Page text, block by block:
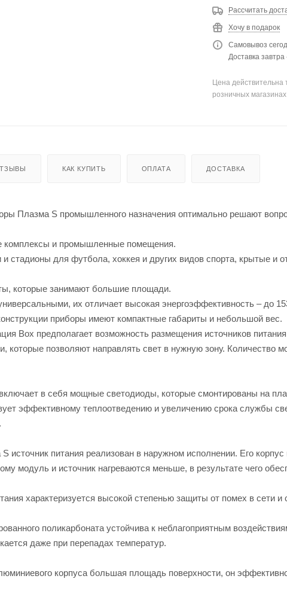
Рассчитать
Хочу в подарок
Самовывоз
Доставка завтра
Цена действительна
розничных магазинах
КАК КУПИТЬ ОПЛАТА ДОСТАВКА
Плазма S промышленного назначения оптимально решают
комплексы и промышленные помещения.
стадионы для футбола, хоккея и других видов спорта, крытые и
которые занимают большие площади.
их отличает высокая энергоэффективность – до
приборы имеют компактные габариты и небольшой вес.
Box предполагает возможность размещения источников
которые позволяют направлять свет в нужную зону. Количество
в себя мощные светодиоды, которые смонтированы на
эффективному теплоотведению и увеличению срока службы
источник питания реализован в наружном исполнении. Его
модуль и источник нагреваются меньше, в результате чего
характеризуется высокой степенью защиты от помех в сети и
поликарбоната устойчива к неблагоприятным
даже при перепадах температур.
корпуса большая площадь поверхности, он